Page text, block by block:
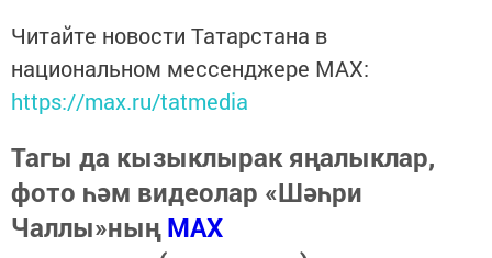
Читайте новости Татарстана в
национальном мессенджере MАХ:
https://max.ru/tatmedia
Тагы да кызыклырак яңалыклар,
фото һәм видеолар «Шәһри
Чаллы»ныңMAX